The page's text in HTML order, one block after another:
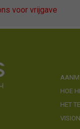
voor vrijgave
HOE
HET